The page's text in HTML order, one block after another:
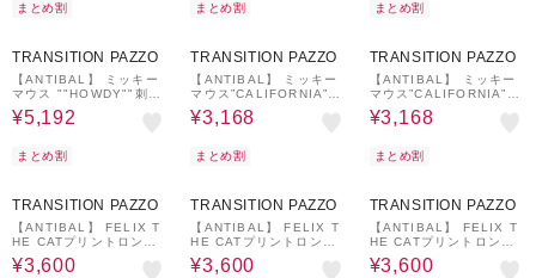
まとめ割 まとめ割 まとめ割
TRANSITION PAZZO
【ANTIBAL】 ミッキー
マウス ""HOWDY""刺し
ゅう ショートスリーブT
シャツ
¥5,192
まとめ割
TRANSITION PAZZO
【ANTIBAL】 ミッキー
マウス”CALIFORNIA”プ
リント ショートスリーブ
BIGTシャツ
¥3,168
まとめ割
TRANSITION PAZZO
【ANTIBAL】 ミッキー
マウス”CALIFORNIA”プ
リント ショートスリーブ
BIGTシャツ
¥3,168
まとめ割
TRANSITION PAZZO
【ANTIBAL】 FELIX T
HE CATプリントロング
スリーブTEE プリント
ロンT
¥3,600
TRANSITION PAZZO
【ANTIBAL】 FELIX T
HE CATプリントロング
スリーブTEE プリント
ロンT
¥3,600
TRANSITION PAZZO
【ANTIBAL】 FELIX T
HE CATプリントロング
スリーブTEE プリント
ロンT
¥3,600